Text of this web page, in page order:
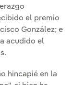
el premio
González; e
acudido el
hincapié en la